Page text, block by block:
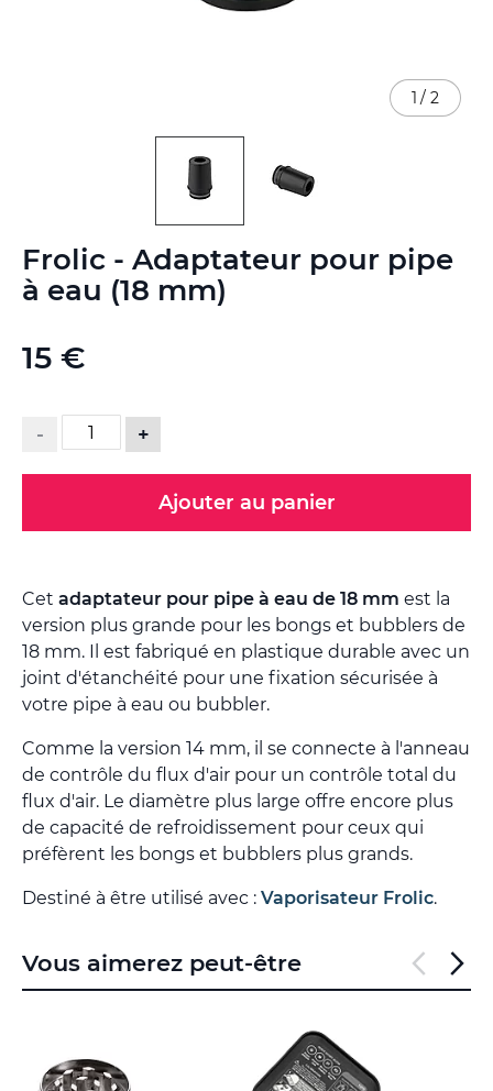
Frolic - Adaptateur pour pipe
à eau (18 mm)
15 €
- +
Ajouter au panier
Cet adaptateur pour pipe à eau de 18 mm est la
version plus grande pour les bongs et bubblers de
18 mm. Il est fabriqué en plastique durable avec un
joint d'étanchéité pour une fixation sécurisée à
votre pipe à eau ou bubbler.
Comme la version 14 mm, il se connecte à l'anneau
de contrôle du flux d'air pour un contrôle total du
flux d'air. Le diamètre plus large offre encore plus
de capacité de refroidissement pour ceux qui
préfèrent les bongs et bubblers plus grands.
Destiné à être utilisé avec : Vaporisateur Frolic.
1 / 2
to
the
beginning
the
images
Vous aimerez peut-être